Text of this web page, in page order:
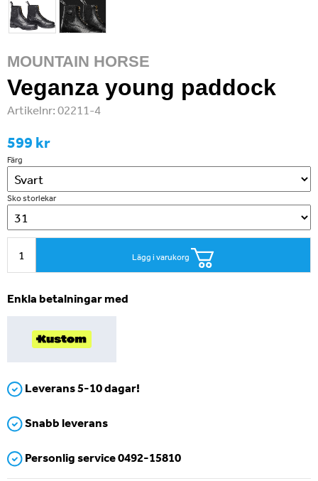
MOUNTAIN HORSE
Veganza young paddock
Artikelnr:02211-4
599 kr
Färg
Sko storlekar
Lägg i varukorg
Enkla betalningar med
Leverans 5-10 dagar!
Snabb leverans
Personlig service 0492-15810